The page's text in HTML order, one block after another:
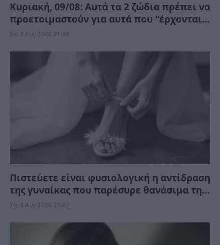
Κυριακή, 09/08: Αυτά τα 2 ζώδια πρέπει να
προετοιμαστούν για αυτά που “έρχονται”
– Ποιοι κερδίζουν;
Σα, 8 Αυγ 2026 21:46
Πιστεύετε είναι φυσιολογική η αντίδραση
της γυναίκας που παρέσυρε θανάσιμα τη
34χρονη νύφη; «Θέλω τον πατέρα μου…»
Σα, 8 Αυγ 2026 21:42